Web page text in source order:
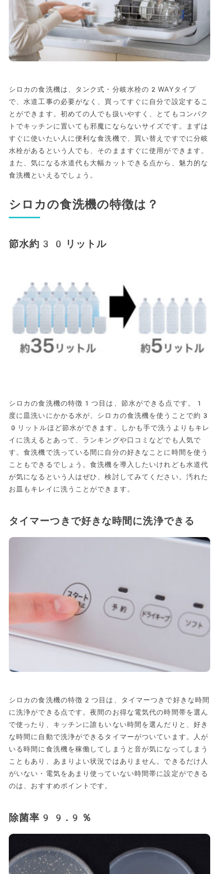
シロカの食洗機は、タンク式・分岐水栓の2WAYタイプ
で、水道工事の必要がなく、買ってすぐに自分で設定するこ
とができます。初めての人でも扱いやすく、とてもコンパク
トでキッチンに置いても邪魔にならないサイズです。まずは
すぐに使いたい人に便利な食洗機で、買い替えですでに分岐
水栓があるという人でも、そのまますぐに使用ができます。
また、気になる水道代も大幅カットできる点から、魅力的な
食洗機といえるでしょう。
シロカの食洗機の特徴は？
節水約30リットル
シロカの食洗機の特徴1つ目は、節水ができる点です。1
度に皿洗いにかかる水が、シロカの食洗機を使うことで約3
0リットルほど節水ができます。しかも手で洗うよりもキレ
イに洗えるとあって、ランキングや口コミなどでも人気で
す。食洗機で洗っている間に自分の好きなことに時間を使う
こともできるでしょう。食洗機を導入したいけれども水道代
が気になるという人はぜひ、検討してみてください。汚れた
お皿もキレイに洗うことができます。
タイマーつきで好きな時間に洗浄できる
シロカの食洗機の特徴2つ目は、タイマーつきで好きな時間
に洗浄ができる点です。夜間のお得な電気代の時間帯を選ん
で使ったり、キッチンに誰もいない時間を選んだりと、好き
な時間に自動で洗浄ができるタイマーがついています。人が
いる時間に食洗機を稼働してしまうと音が気になってしまう
こともあり、あまりよい状況ではありません。できるだけ人
がいない・電気をあまり使っていない時間帯に設定ができる
のは、おすすめポイントです。
除菌率99.9％